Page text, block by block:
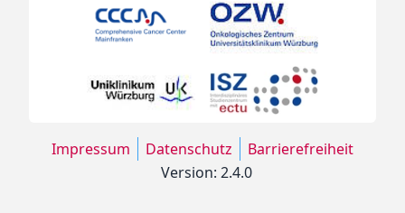
Impressum Datenschutz
Barrierefreiheit
Version: 2.4.0